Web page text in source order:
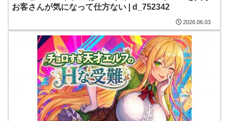
お客さんが気になって仕方ない | d_752342
2026.06.03